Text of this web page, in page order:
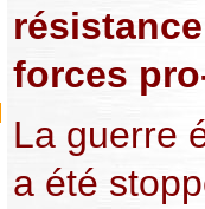
forces
La guerre
a été